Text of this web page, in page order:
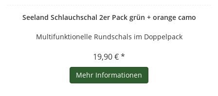
Seeland Schlauchschal 2er Pack grün + orange camo
Multifunktionelle Rundschals im Doppelpack
19,90 € *
Mehr Informationen